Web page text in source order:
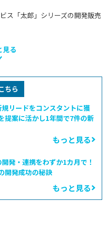
ス「太郎」シリーズの開発販売
見る
ちら
リードをコンスタントに獲
提案に活かし1年間で7件の新
もっと見る
発・連携をわずか1カ月で！
開発成功の秘訣
もっと見る